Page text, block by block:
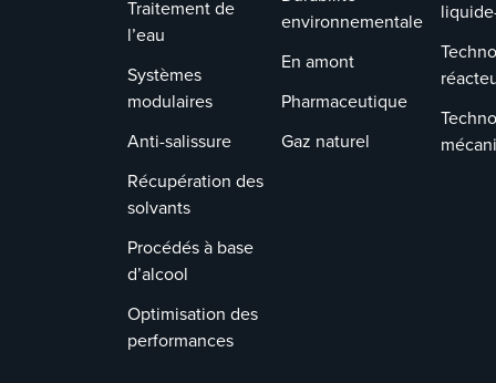
Traitement de
l’eau
Systèmes
modulaires
Anti-salissure
Récupération des
solvants
Procédés à base
d’alcool
Optimisation des
performances
environnementale
En amont
Pharmaceutique
Gaz naturel